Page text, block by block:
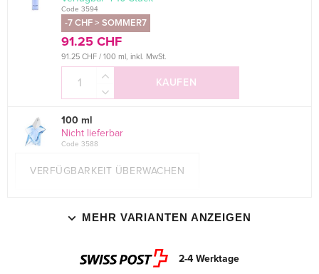
Code 3594
-7 CHF > SOMMER7
91.25 CHF
91.25 CHF / 100 ml, inkl. MwSt.
KAUFEN
100 ml
Nicht lieferbar
Code 3588
VERFÜGBARKEIT ÜBERWACHEN
MEHR VARIANTEN ANZEIGEN
2-4 Werktage